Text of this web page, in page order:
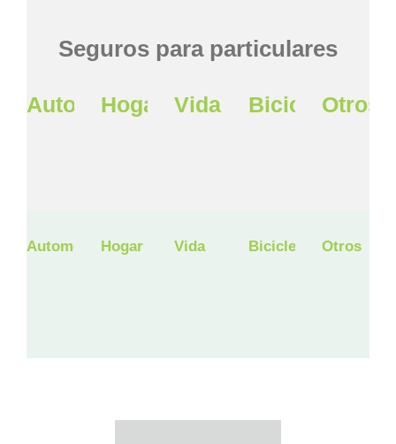
Seguros para particulares
Automóvil
Hogar Vida BicicletaOtros
Automóvil Hogar Vida Bicicleta Otros